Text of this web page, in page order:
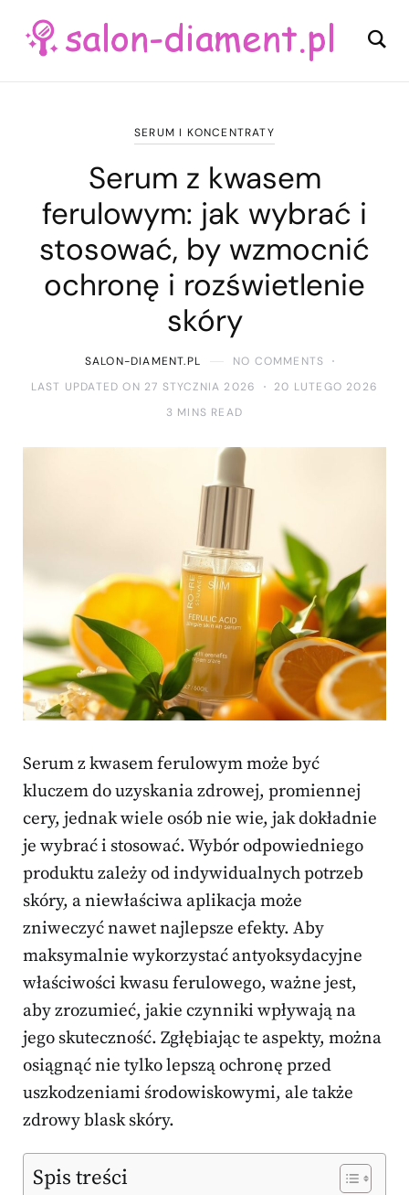
SERUM I KONCENTRATY
Serum z kwasem
ferulowym: jak wybrać i
stosować, by wzmocnić
ochronę i rozświetlenie
skóry
SALON-DIAMENT.PL
NO COMMENTS
LAST UPDATED ON 27 STYCZNIA 2026
20 LUTEGO 2026
3 MINS READ
Serum z kwasem ferulowym może być
kluczem do uzyskania zdrowej, promiennej
cery, jednak wiele osób nie wie, jak dokładnie
je wybrać i stosować. Wybór odpowiedniego
produktu zależy od indywidualnych potrzeb
skóry, a niewłaściwa aplikacja może
zniweczyć nawet najlepsze efekty. Aby
maksymalnie wykorzystać antyoksydacyjne
właściwości kwasu ferulowego, ważne jest,
aby zrozumieć, jakie czynniki wpływają na
jego skuteczność. Zgłębiając te aspekty, można
osiągnąć nie tylko lepszą ochronę przed
uszkodzeniami środowiskowymi, ale także
zdrowy blask skóry.
Spis treści